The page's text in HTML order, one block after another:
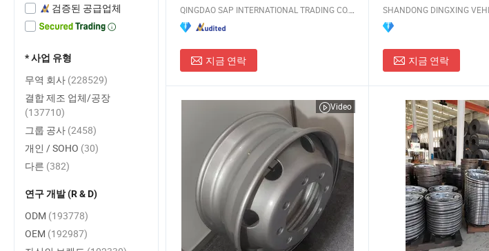
지금 연락 지금 연락
Video
검증된 공급업체
* 사업 유형
무역 회사 (228529)
결합 제조 업체/공장
(137710)
그룹 공사 (2458)
개인 / SOHO (30)
다른 (382)
연구 개발 (R & D)
ODM (193778)
OEM (192987)